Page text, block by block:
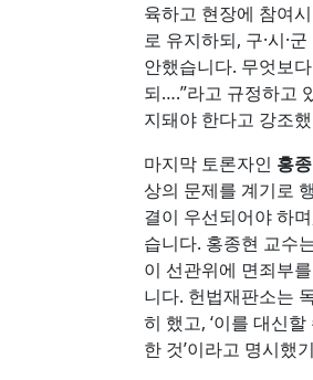
육하고 현장에 참여
로 유지하되, 구·시·
안했습니다. 무엇보
되….”라고 규정하고
지돼야 한다고 강조
마지막 토론자인 홍
상의 문제를 계기로
결이 우선되어야 하
습니다. 홍종현 교수
이 선관위에 면죄부
니다. 헌법재판소는
히 했고, ‘이를 대신
한 것’이라고 명시했